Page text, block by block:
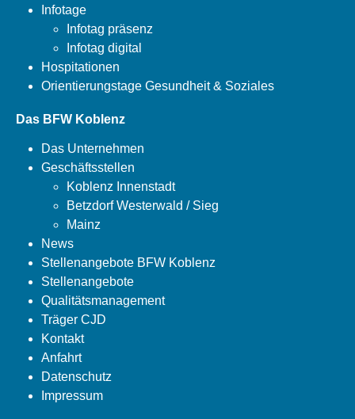
Infotage
Infotag präsenz
Infotag digital
Hospitationen
Orientierungstage Gesundheit & Soziales
Das BFW Koblenz
Das Unternehmen
Geschäftsstellen
Koblenz Innenstadt
Betzdorf Westerwald / Sieg
Mainz
News
Stellenangebote BFW Koblenz
Stellenangebote
Qualitätsmanagement
Träger CJD
Kontakt
Anfahrt
Datenschutz
Impressum